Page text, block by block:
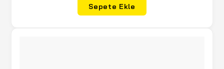
Sepete Ekle